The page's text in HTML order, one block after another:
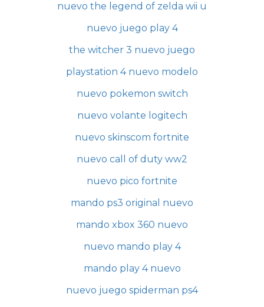
nuevo the legend of zelda wii u
nuevo juego play 4
the witcher 3 nuevo juego
playstation 4 nuevo modelo
nuevo pokemon switch
nuevo volante logitech
nuevo skinscom fortnite
nuevo call of duty ww2
nuevo pico fortnite
mando ps3 original nuevo
mando xbox 360 nuevo
nuevo mando play 4
mando play 4 nuevo
nuevo juego spiderman ps4